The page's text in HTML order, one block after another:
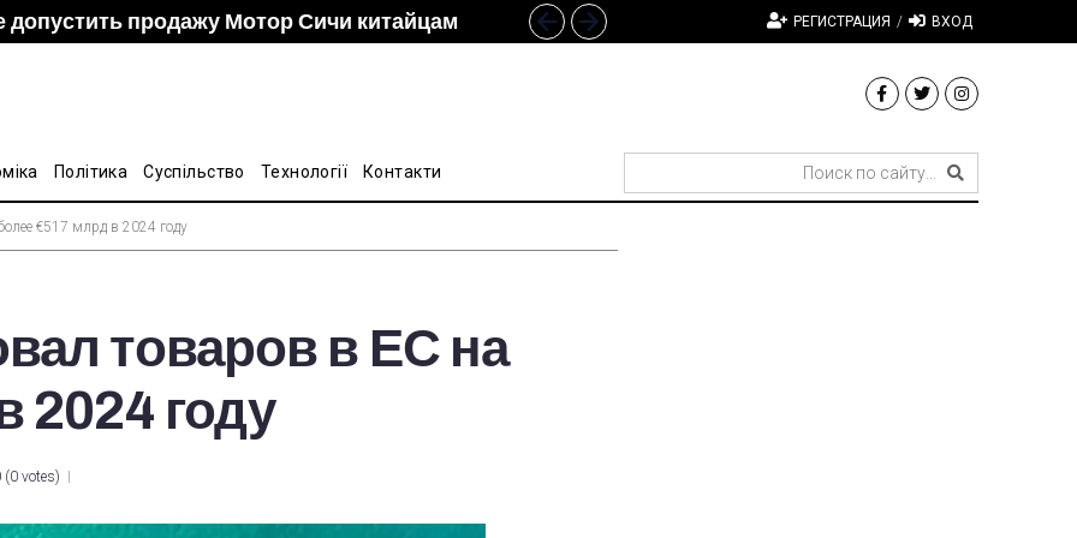
допустить продажу Мотор Сичи китайцам
украинско-китайской Подкомиссии по
и DCH Group подали новую заявку в АМКУ о
на стальные трубы из Китая РЕГИСТРАЦИЯ / ВХОД
Політика Суспільство Технології Контакти
€517 млрд в 2024 году
товаров в ЕС на
2024 году
(0 votes)